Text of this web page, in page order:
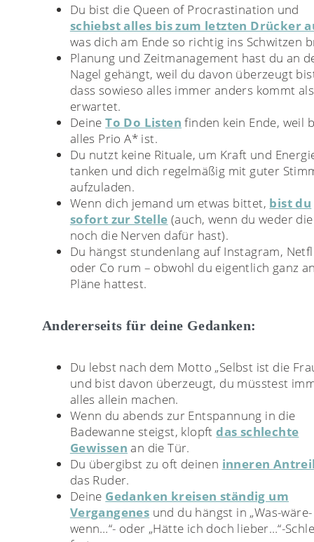
Du bist die Queen of Procrastination und
schiebst alles bis zum letzten Drücker
was dich am Ende so richtig ins Schwitzen
Planung und Zeitmanagement hast du an
Nagel gehängt, weil du davon überzeugt
dass sowieso alles immer anders kommt als
erwartet.
DeineTo Do Listen finden kein Ende, weil
alles Prio A* ist.
Du nutzt keine Rituale, um Kraft und
tanken und dich regelmäßig mit guter
aufzuladen.
Wenn dich jemand um etwas bittet, bist du
sofort zur Stelle (auch, wenn du weder
noch die Nerven dafür hast).
Du hängst stundenlang auf Instagram,
oder Co rum – obwohl du eigentlich ganz
Pläne hattest.
Andererseits für deine Gedanken:
Du lebst nach dem Motto „Selbst ist die
und bist davon überzeugt, du müsstest
alles allein machen.
Wenn du abends zur Entspannung in die
Badewanne steigst, klopftdas schlechte
Gewissen an die Tür.
Du übergibst zu oft deinen inneren
das Ruder.
Deine Gedanken kreisen ständig um
Vergangenes und du hängst in „Was-wäre-
wenn…“- oder „Hätte ich doch lieber…“-